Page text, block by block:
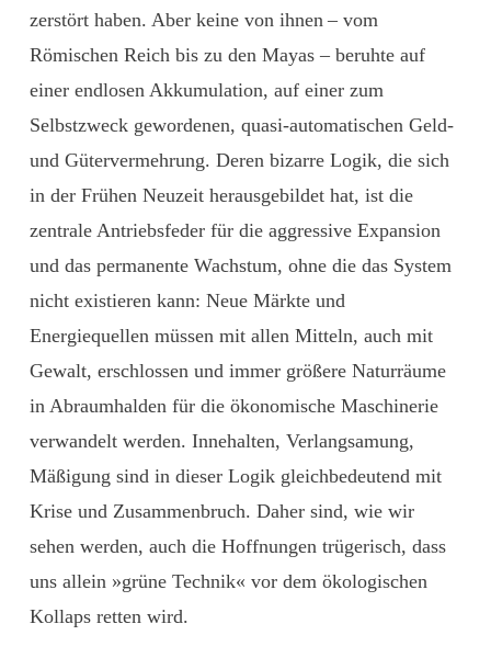
zerstört haben. Aber keine von ihnen – vom
Römischen Reich bis zu den Mayas – beruhte auf
einer endlosen Akkumulation, auf einer zum
Selbstzweck gewordenen, quasi-automatischen Geld-
und Gütervermehrung. Deren bizarre Logik, die sich
in der Frühen Neuzeit herausgebildet hat, ist die
zentrale Antriebs­feder für die aggressive Expansion
und das permanente Wachstum, ohne die das System
nicht existieren kann: Neue Märkte und
Energiequellen müssen mit allen Mitteln, auch mit
Gewalt, erschlossen und immer größere Naturräume
in Abraumhalden für die ökonomische Maschinerie
verwandelt werden. Innehalten, Verlangsamung,
Mäßigung sind in dieser Logik gleichbedeutend mit
Krise und Zusammenbruch. Daher sind, wie wir
sehen werden, auch die Hoffnungen trügerisch, dass
uns allein »grüne Technik« vor dem ökologischen
Kollaps ­retten wird.